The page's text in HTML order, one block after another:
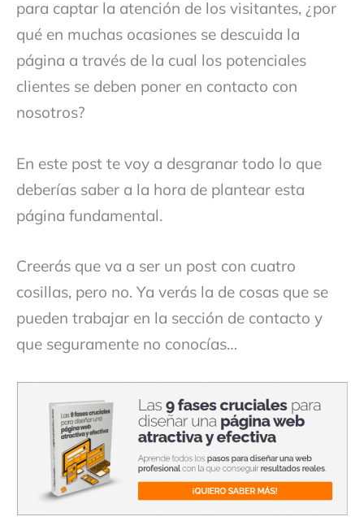
para captar la atención de los visitantes, ¿por
qué en muchas ocasiones se descuida la
página a través de la cual los potenciales
clientes se deben poner en contacto con
nosotros?
En este post te voy a desgranar todo lo que
deberías saber a la hora de plantear esta
página fundamental.
Creerás que va a ser un post con cuatro
cosillas, pero no. Ya verás la de cosas que se
pueden trabajar en la sección de contacto y
que seguramente no conocías…